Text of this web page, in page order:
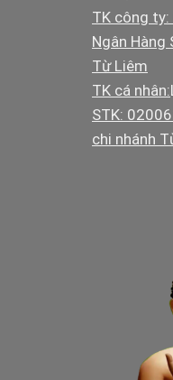
TK công
Ngân Hàng
Từ Liêm
TK cá nhân:
STK:
chi nhánh